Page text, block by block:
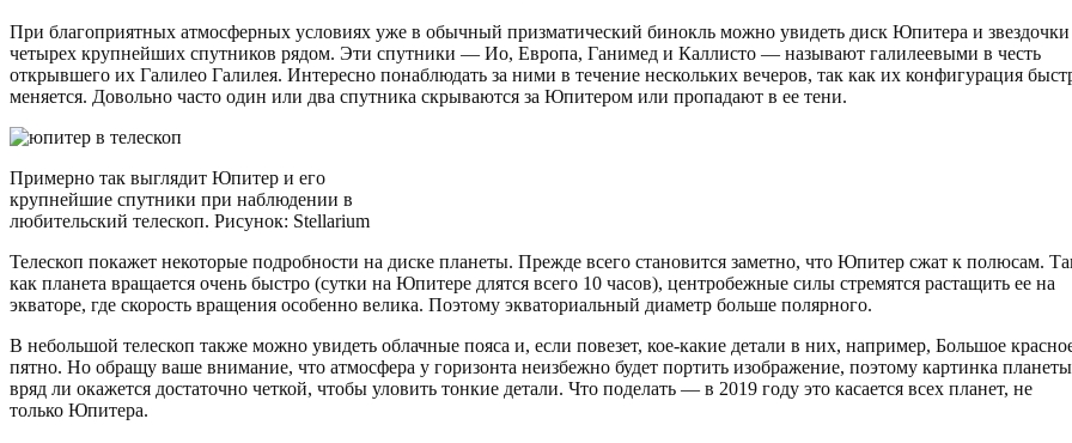
При благоприятных атмосферных условиях уже в обычный призматический бинокль можно увидеть диск Юпитера и звездочки
четырех крупнейших спутников рядом. Эти спутники — Ио, Европа, Ганимед и Каллисто — называют галилеевыми в честь
открывшего их Галилео Галилея. Интересно понаблюдать за ними в течение нескольких вечеров, так как их конфигурация
меняется. Довольно часто один или два спутника скрываются за Юпитером или пропадают в ее тени.
Примерно так выглядит Юпитер и его
крупнейшие спутники при наблюдении в
любительский телескоп. Рисунок: Stellarium
Телескоп покажет некоторые подробности на диске планеты. Прежде всего становится заметно, что Юпитер сжат к полюсам.
как планета вращается очень быстро (сутки на Юпитере длятся всего 10 часов), центробежные силы стремятся растащить ее на
экваторе, где скорость вращения особенно велика. Поэтому экваториальный диаметр больше полярного.
В небольшой телескоп также можно увидеть облачные пояса и, если повезет, кое-какие детали в них, например, Большое
пятно. Но обращу ваше внимание, что атмосфера у горизонта неизбежно будет портить изображение, поэтому картинка планеты
вряд ли окажется достаточно четкой, чтобы уловить тонкие детали. Что поделать — в 2019 году это касается всех планет, не
только Юпитера.